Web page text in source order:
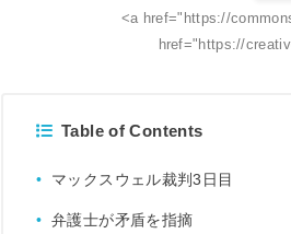
<a href="https://
href="https://
Table of Contents
マックスウェル裁判3日目
弁護士が矛盾を指摘